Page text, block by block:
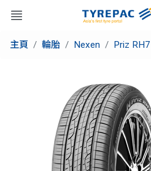
主頁 輪胎 Nexen Priz RH7